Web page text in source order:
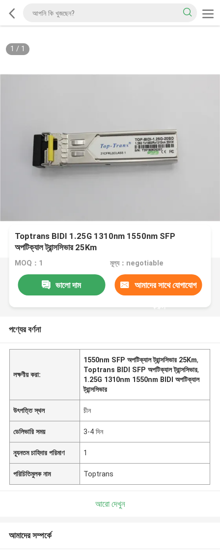
1 / 1
Toptrans BIDI 1.25G 1310nm 1550nm SFP
অপটিক্যাল ট্রান্সসিভার 25Km
MOQ：1 মূল্য：negotiable
ভালো দাম আমাদের সাথে যোগাযোগ
করুন
পণ্যের বর্ণনা
লক্ষণীয় করা:
1550nm SFP অপটিক্যাল ট্রান্সসিভার 25Km,
Toptrans BIDI SFP অপটিক্যাল ট্রান্সসিভার,
1.25G 1310nm 1550nm BIDI অপটিক্যাল
ট্রান্সসিভার
উৎপত্তি স্থল চীন
ডেলিভারি সময় 3-4 দিন
ন্যূনতম চাহিদার পরিমাণ 1
পরিচিতিমুলক নাম Toptrans
আরো দেখুন
আমাদের সম্পর্কে